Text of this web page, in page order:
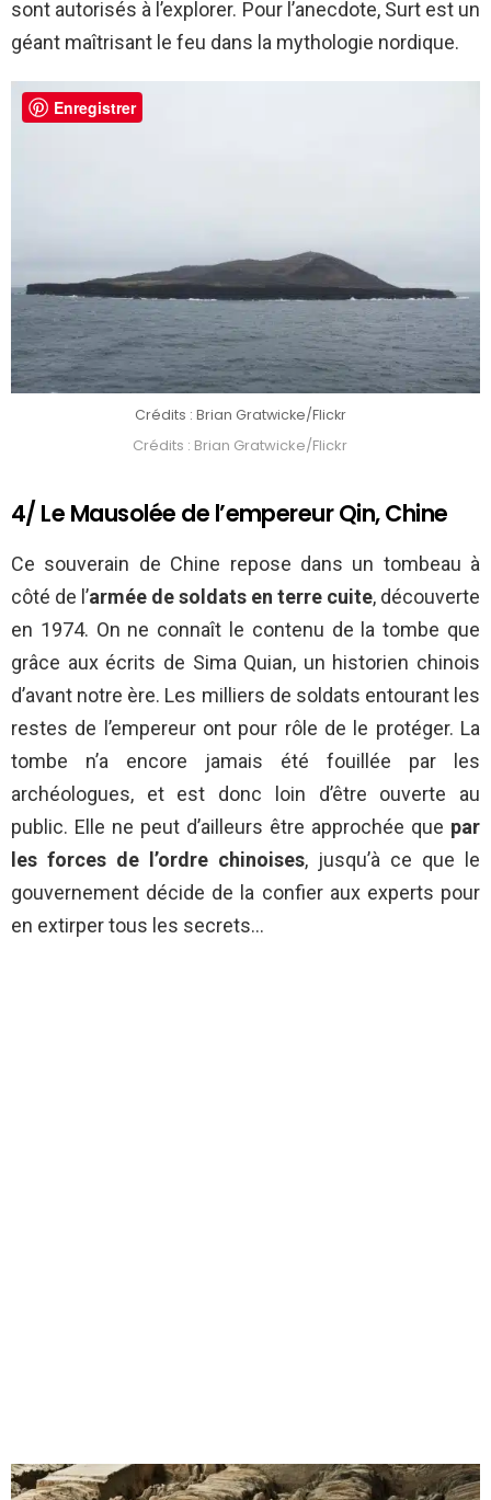
sont autorisés à l’explorer. Pour l’anecdote, Surt est un
géant maîtrisant le feu dans la mythologie nordique.
Crédits : Brian Gratwicke/Flickr
Crédits : Brian Gratwicke/Flickr
4/ Le Mausolée de l’empereur Qin, Chine
Ce souverain de Chine repose dans un tombeau à
côté de l’armée de soldats en terre cuite, découverte
en 1974. On ne connaît le contenu de la tombe que
grâce aux écrits de Sima Quian, un historien chinois
d’avant notre ère. Les milliers de soldats entourant les
restes de l’empereur ont pour rôle de le protéger. La
tombe n’a encore jamais été fouillée par les
archéologues, et est donc loin d’être ouverte au
public. Elle ne peut d’ailleurs être approchée que par
les forces de l’ordre chinoises, jusqu’à ce que le
gouvernement décide de la confier aux experts pour
en extirper tous les secrets…
Enregistrer